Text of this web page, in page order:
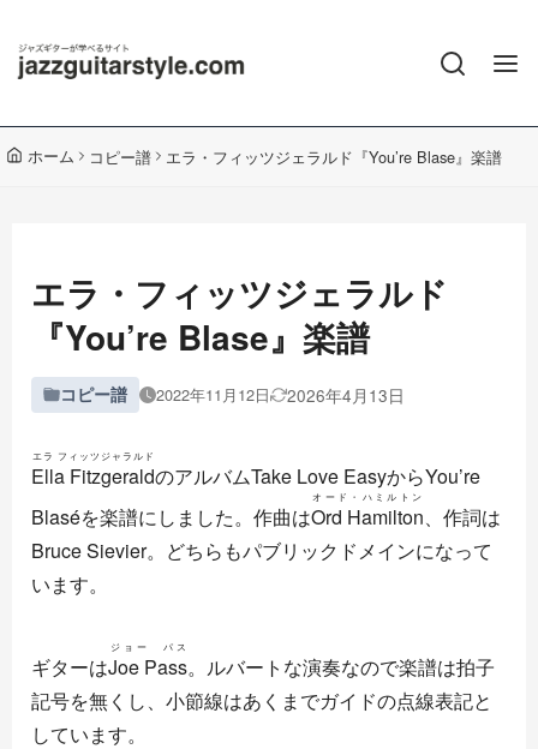
ホーム コピー譜 エラ・フィッツジェラルド『You’re Blase』楽譜
エラ・フィッツジェラルド
『You’re Blase』楽譜
コピー譜 2022年11月12日 2026年4月13日
Ella Fitzgerald
エラ フィッツジャラルド
のアルバムTake Love EasyからYou’re
Blaséを楽譜にしました。作曲はOrd Hamilton
オード・ハミルトン
、作詞は
Bruce Sievier。どちらもパブリックドメインになって
います。
ギターはJoe Pass
ジョー パス
。ルバートな演奏なので楽譜は拍子
記号を無くし、小節線はあくまでガイドの点線表記と
しています。